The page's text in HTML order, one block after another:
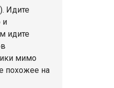
Идите
и
идите
мимо
похожее на